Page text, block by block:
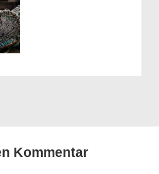
Kommentar